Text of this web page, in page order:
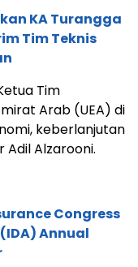
KA Turangga
Tim Teknis
Tim
Arab (UEA) di
keberlanjutan
Adil Alzarooni.
Congress
Annual